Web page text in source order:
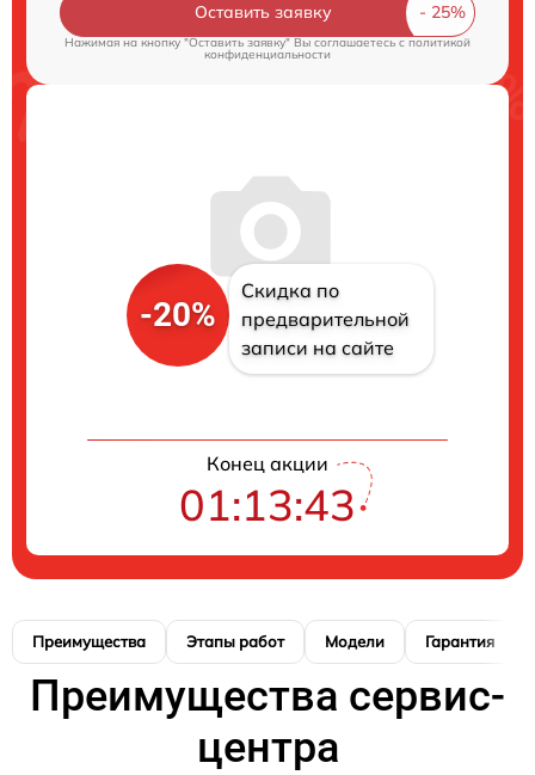
Оставить заявку
Нажимая на кнопку "Оставить заявку" Вы соглашаетесь c политикой
конфиденциальности
-20%
Скидка по
предварительной
записи на сайте
Конец акции
01:13:41
Преимущества Этапы работ Модели Гарантия
Преимущества сервис-
центра